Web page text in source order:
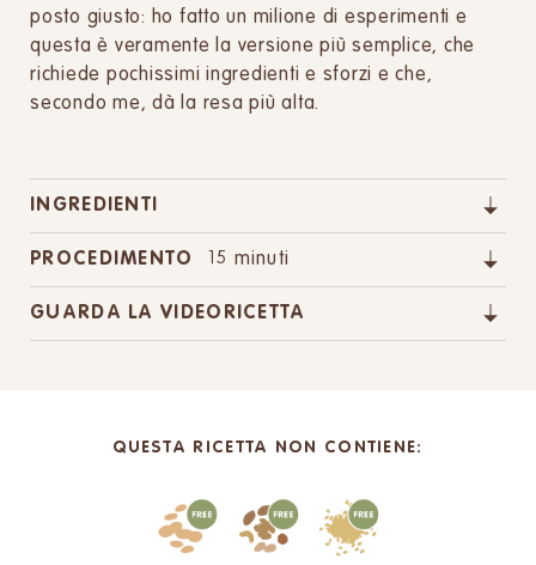
posto giusto: ho fatto un milione di esperimenti e
questa è veramente la versione più semplice, che
richiede pochissimi ingredienti e sforzi e che,
secondo me, dà la resa più alta.
INGREDIENTI
PROCEDIMENTO 15 minuti
GUARDA LA VIDEORICETTA
QUESTA RICETTA NON CONTIENE: